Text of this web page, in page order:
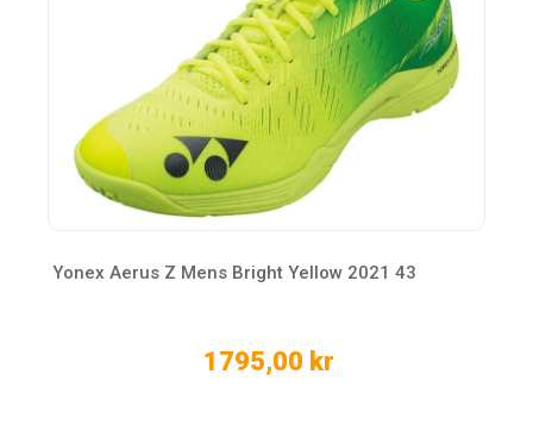
Yonex Aerus Z Mens Bright Yellow 2021 43
1795,00 kr